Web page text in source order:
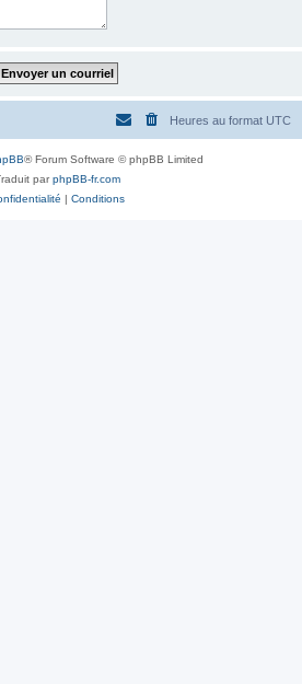
Heures au format UTC
® Forum Software © phpBB Limited
parphpBB-fr.com
| Conditions